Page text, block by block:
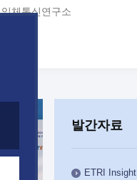
입체통신연구소
인공지능안전연구소
우주항공반도체전략연구단
대경권연구본부
호남권연구본부
발간자료
ETRI Insight